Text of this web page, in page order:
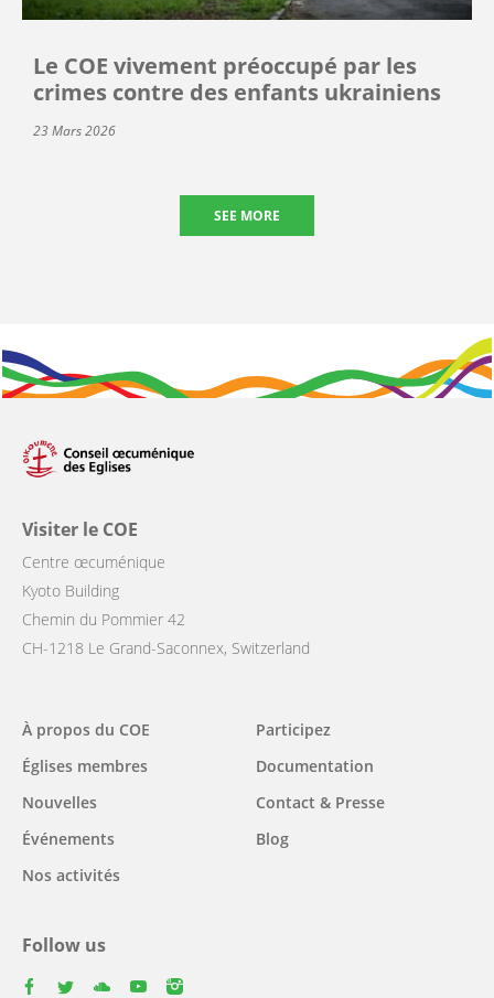
Le COE vivement préoccupé par les
crimes contre des enfants ukrainiens
23 Mars 2026
SEE MORE
Visiter le COE
Centre œcuménique
Kyoto Building
Chemin du Pommier 42
CH-1218 Le Grand-Saconnex, Switzerland
Main
navigation
À propos du COE
Églises membres
Nouvelles
Événements
Nos activités
Participez
Documentation
Contact & Presse
Blog
Follow us